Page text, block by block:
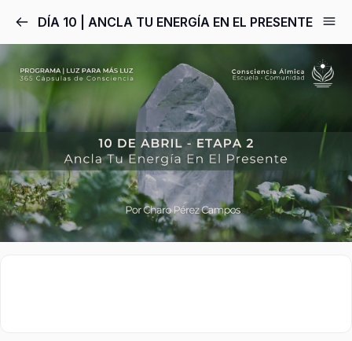
DÍA 10 | ANCLA TU ENERGÍA EN EL PRESENTE